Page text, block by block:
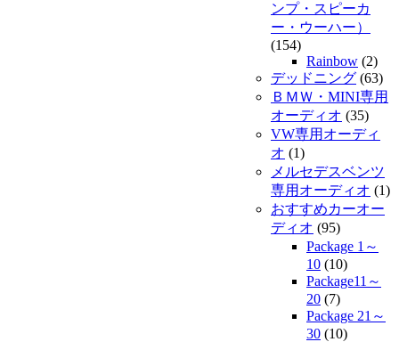
ンプ・スピーカ
ー・ウーハー）
(154)
Rainbow (2)
デッドニング (63)
ＢＭＷ・MINI専用
オーディオ (35)
VW専用オーディ
オ (1)
メルセデスベンツ
専用オーディオ (1)
おすすめカーオー
ディオ (95)
Package 1～
10 (10)
Package11～
20 (7)
Package 21～
30 (10)